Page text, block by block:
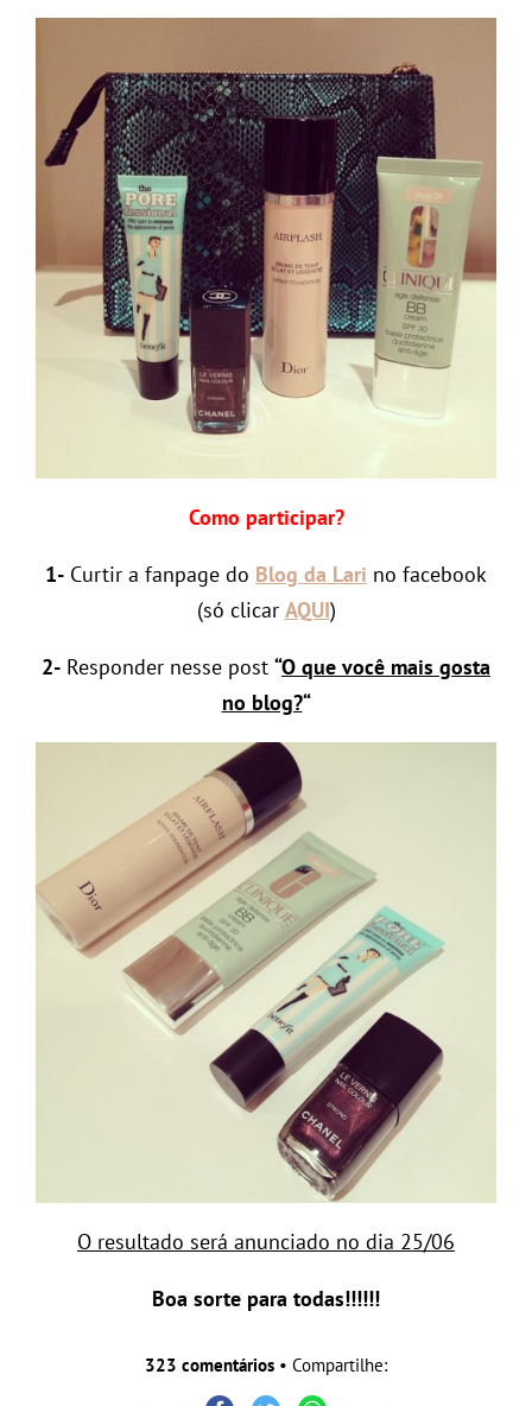
Como participar?
1- Curtir a fanpage do Blog da Lari no facebook
(só clicar AQUI)
2- Responder nesse post “O que você mais gosta
no blog?“
O resultado será anunciado no dia 25/06
Boa sorte para todas!!!!!!
323 comentários • Compartilhe: